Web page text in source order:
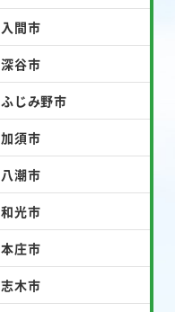
入間市
深谷市
ふじみ野市
加須市
八潮市
和光市
本庄市
志木市